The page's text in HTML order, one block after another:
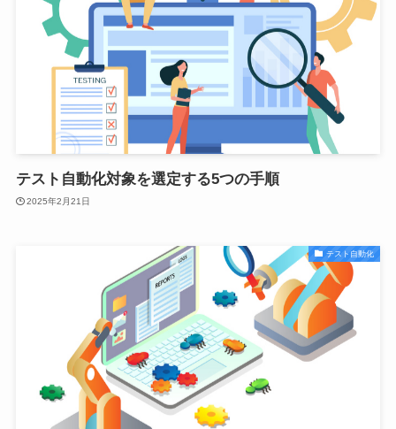
テスト自動化対象を選定する5つの手順
2025年2月21日
テスト自動化